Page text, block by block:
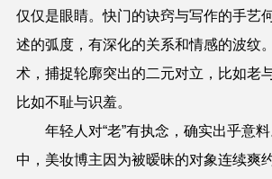
仅仅是眼睛。快门的诀窍与写作的手艺
述的弧度，有深化的关系和情感的波纹
术，捕捉轮廓突出的二元对立，比如老
比如不耻与识羞。
年轻人对“老”有执念，确实出乎意料
中，美妆博主因为被暧昧的对象连续爽